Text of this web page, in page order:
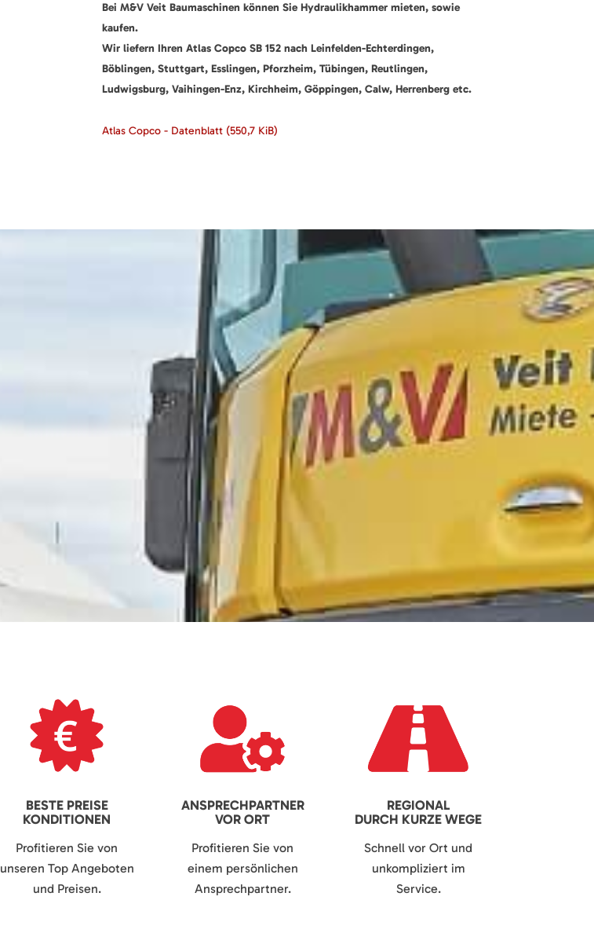
Bei M&V Veit Baumaschinen können Sie Hydraulikhammer mieten, sowie
kaufen.
Wir liefern Ihren Atlas Copco SB 152 nach Leinfelden-Echterdingen,
Böblingen, Stuttgart, Esslingen, Pforzheim, Tübingen, Reutlingen,
Ludwigsburg, Vaihingen-Enz, Kirchheim, Göppingen, Calw, Herrenberg etc.
Atlas Copco - Datenblatt (550,7 KiB)
BESTE PREISE
KONDITIONEN
Profitieren Sie von
unseren Top Angeboten
und Preisen.
ANSPRECHPARTNER
VOR ORT
Profitieren Sie von
einem persönlichen
Ansprechpartner.
REGIONAL
DURCH KURZE WEGE
Schnell vor Ort und
unkompliziert im
Service.